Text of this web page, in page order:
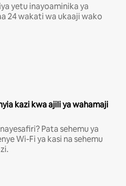
yetu inayoaminika ya
24 wakati wa ukaaji wako
kazi kwa ajili ya wahamaji
Pata sehemu ya
Wi-Fi ya kasi na sehemu